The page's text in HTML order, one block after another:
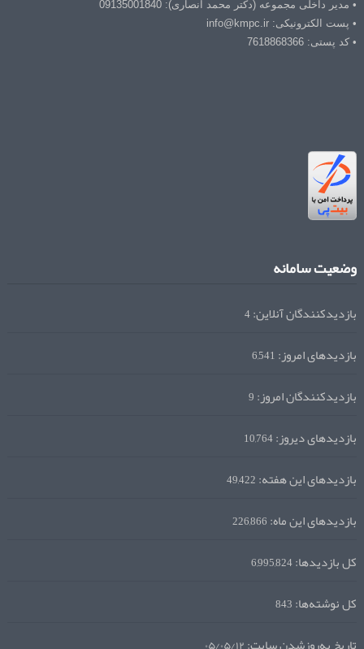
• مدیر داخلی مجموعه (دکتر محمد انصاری): 09135001840
• پست الکترونیکی: info@kmpc.ir
• کد پستی: 7618868366
وضعیت سامانه
بازدیدکنندگان آنلاین:4
بازدیدهای امروز:6,541
بازدیدکنندگان امروز:9
بازدیدهای دیروز:10,764
بازدیدهای این هفته:49,422
بازدیدهای این ماه:226,866
کل بازدیدها:6,995,824
کل نوشته‌ها:843